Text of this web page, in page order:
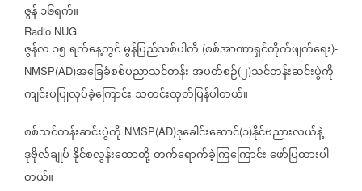
ဇွန်၁၆ရက်။
Radio NUG
ဇွန်လ ၁၅ရက်နေ့တွင်မွန်ပြည်သစ်ပါတီ (စစ်အာဏာရှင်တိုက်ဖျက်ရေး)-
NMSP(AD)အခြေခံစစ်ပညာသင်တန်းအပတ်စဉ်(၂)သင်တန်းဆင်းပွဲကို
ကျင်းပပြုလုပ်ခဲ့ကြောင်း သတင်းထုတ်ပြန်ပါတယ်။
စစ်သင်တန်းဆင်းပွဲကို NMSP(AD)ဒုခေါင်းဆောင်(၁)နိုင်ဗညားလယ်နဲ့
ဒုဗိုလ်ချုပ်နိုင်စလွန်းထောတို့တက်ရောက်ခဲ့ကြကြောင်းဖော်ပြထားပါ
တယ်။